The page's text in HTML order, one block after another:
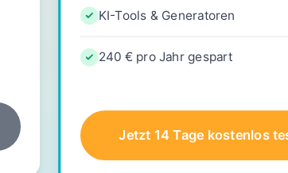
KI-Tools & Generatoren
240 € pro Jahr gespart
Jetzt 14 Tage kostenlos